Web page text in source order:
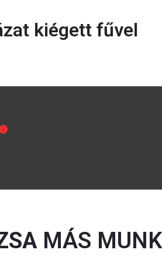
kiégett fűvel
MÁS